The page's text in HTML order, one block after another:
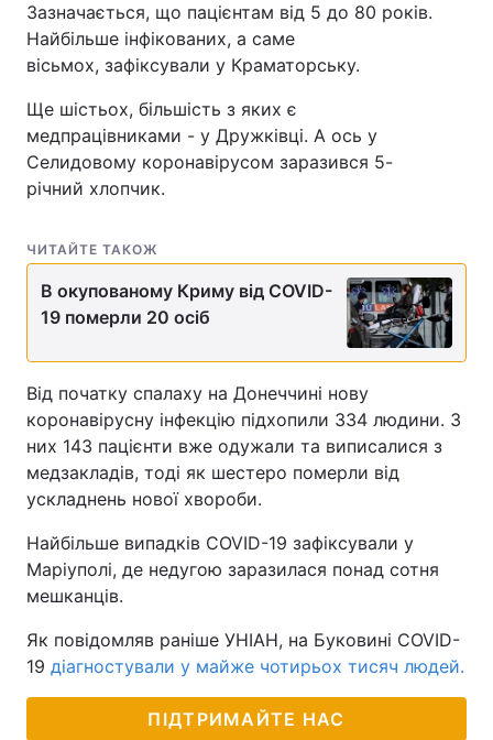
Зазначається, що пацієнтам від 5 до 80 років.
Найбільше інфікованих, а саме
вісьмох, зафіксували у Краматорську.
Ще шістьох, більшість з яких є
медпрацівниками - у Дружківці. А ось у
Селидовому коронавірусом заразився 5-
річний хлопчик.
ЧИТАЙТЕ ТАКОЖ
В окупованому Криму від COVID-
19 померли 20 осіб
Від початку спалаху на Донеччині нову
коронавірусну інфекцію підхопили 334 людини. З
них 143 пацієнти вже одужали та виписалися з
медзакладів, тоді як шестеро померли від
ускладнень нової хвороби.
Найбільше випадків COVID-19 зафіксували у
Маріуполі, де недугою заразилася понад сотня
мешканців.
Як повідомляв раніше УНІАН, на Буковині COVID-
19 діагностували у майже чотирьох тисяч людей.
ПІДТРИМАЙТЕ НАС